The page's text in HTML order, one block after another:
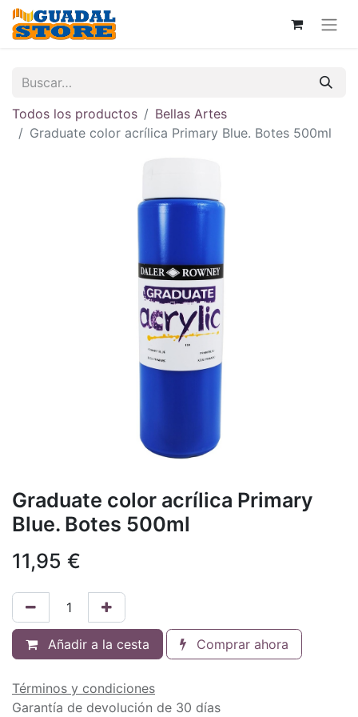
Todos los productos
Bellas Artes
Graduate color acrílica Primary Blue. Botes 500ml
Graduate color acrílica Primary
Blue. Botes 500ml
11,95 €
Añadir a la cesta Comprar ahora
Términos y condiciones
Garantía de devolución de 30 días